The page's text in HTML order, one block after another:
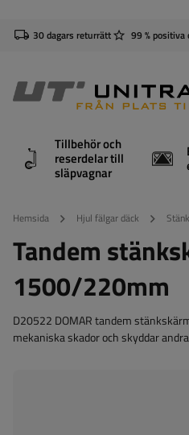
30 dagars returrätt 99 % positiva
Tillbehör och
reserdelar till
släpvagnar
Hemsida Hjul fälgar däck
Tandem
1500/220mm
D20522 DOMAR tandem
mekaniska skador och skyddar